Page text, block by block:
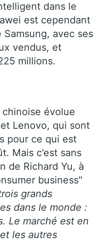
dans le
est cependant
avec ses
vendus, et
millions.
évolue
Lenovo, qui sont
pour ce qui est
Mais c’est sans
de Richard Yu, à
business"
grands
dans le monde :
Le marché est en
les autres